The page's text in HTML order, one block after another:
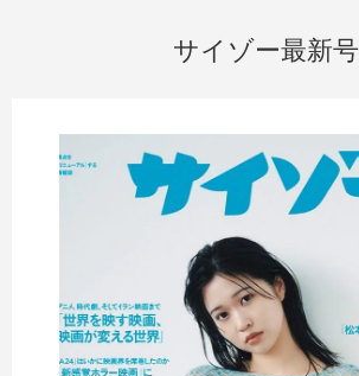
サイゾー最新号